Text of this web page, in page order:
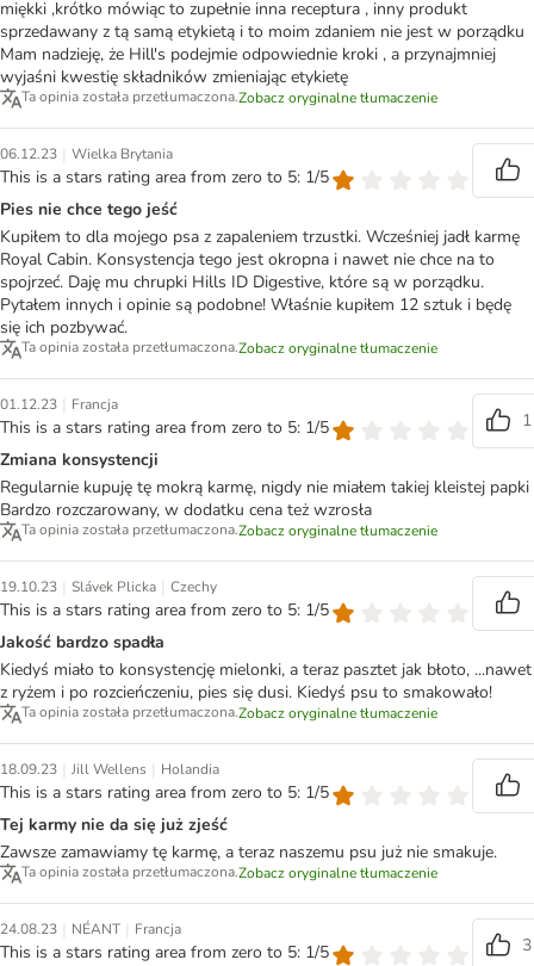
miękki ,krótko mówiąc to zupełnie inna receptura , inny produkt
sprzedawany z tą samą etykietą i to moim zdaniem nie jest w porządku
Mam nadzieję, że Hill's podejmie odpowiednie kroki , a przynajmniej
wyjaśni kwestię składników zmieniając etykietę
Ta opinia została przetłumaczona.Zobacz oryginalne tłumaczenie
06.12.23 | Wielka Brytania
This is a stars rating area from zero to 5: 1/5
Pies nie chce tego jeść
Kupiłem to dla mojego psa z zapaleniem trzustki. Wcześniej jadł karmę
Royal Cabin. Konsystencja tego jest okropna i nawet nie chce na to
spojrzeć. Daję mu chrupki Hills ID Digestive, które są w porządku.
Pytałem innych i opinie są podobne! Właśnie kupiłem 12 sztuk i będę
się ich pozbywać.
Ta opinia została przetłumaczona.Zobacz oryginalne tłumaczenie
01.12.23 | Francja
This is a stars rating area from zero to 5: 1/5
1
Zmiana konsystencji
Regularnie kupuję tę mokrą karmę, nigdy nie miałem takiej kleistej papki
Bardzo rozczarowany, w dodatku cena też wzrosła
Ta opinia została przetłumaczona.Zobacz oryginalne tłumaczenie
19.10.23 | Slávek Plicka | Czechy
This is a stars rating area from zero to 5: 1/5
Jakość bardzo spadła
Kiedyś miało to konsystencję mielonki, a teraz pasztet jak błoto, ...nawet
z ryżem i po rozcieńczeniu, pies się dusi. Kiedyś psu to smakowało!
Ta opinia została przetłumaczona.Zobacz oryginalne tłumaczenie
18.09.23 | Jill Wellens | Holandia
This is a stars rating area from zero to 5: 1/5
Tej karmy nie da się już zjeść
Zawsze zamawiamy tę karmę, a teraz naszemu psu już nie smakuje.
Ta opinia została przetłumaczona.Zobacz oryginalne tłumaczenie
24.08.23 | NÉANT | Francja
This is a stars rating area from zero to 5: 1/5
3